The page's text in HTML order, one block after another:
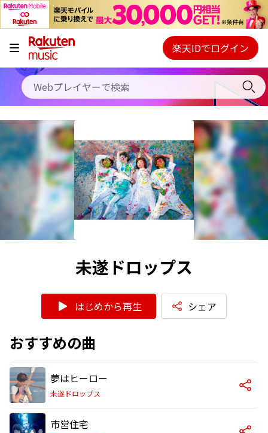
キャンペーン
料金プラン
使い方
初回30日間無料お試し
Webプレイヤー
ご契約内容の確認・変更
楽天IDでログイン
未遂ドロップス
はじめから再生 シェア
おすすめの曲
夢はヒーロー
未遂ドロップス
市営住宅